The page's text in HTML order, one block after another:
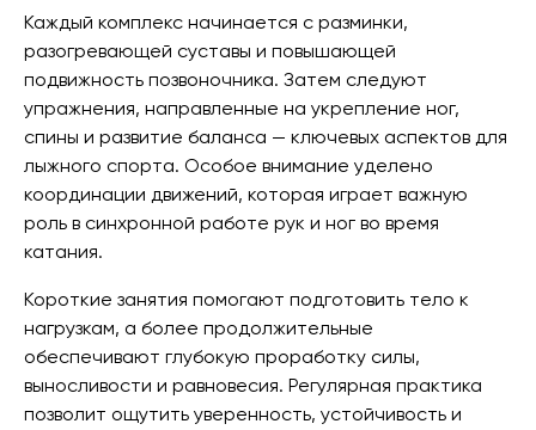
Каждый комплекс начинается с разминки,
разогревающей суставы и повышающей
подвижность позвоночника. Затем следуют
упражнения, направленные на укрепление ног,
спины и развитие баланса — ключевых аспектов для
лыжного спорта. Особое внимание уделено
координации движений, которая играет важную
роль в синхронной работе рук и ног во время
катания.
Короткие занятия помогают подготовить тело к
нагрузкам, а более продолжительные
обеспечивают глубокую проработку силы,
выносливости и равновесия. Регулярная практика
позволит ощутить уверенность, устойчивость и